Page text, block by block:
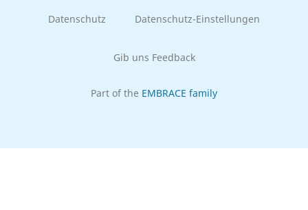
Datenschutz Datenschutz-Einstellungen
Gib uns Feedback
Part of the EMBRACE family